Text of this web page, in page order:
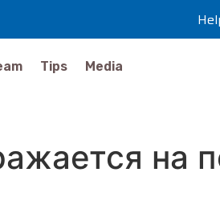
Tips Media
на